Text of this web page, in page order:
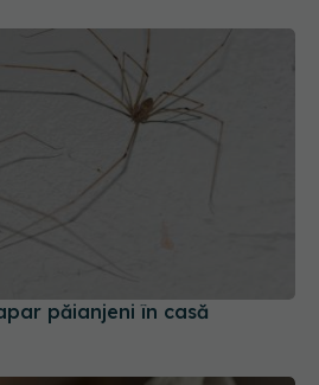
păianjeni în casă